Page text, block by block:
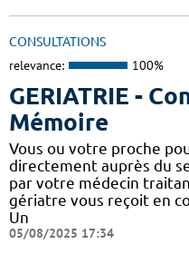
CONSULTATIONS
relevance: 100%
GERIATRIE -
Mémoire
Vous ou votre proche
directement auprès du
par votre médecin
gériatre vous reçoit en
Un
05/08/2025 17:34